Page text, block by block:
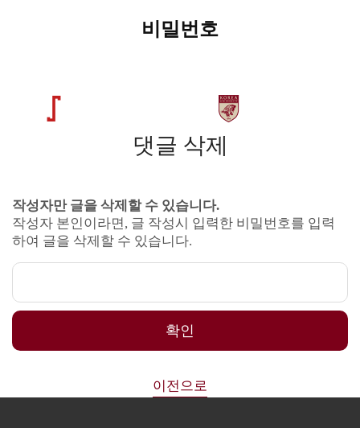
비밀번호
댓글 삭제
작성자만 글을 삭제할 수 있습니다.
작성자 본인이라면, 글 작성시 입력한 비밀번호를 입력
하여 글을 삭제할 수 있습니다.
확인
이전으로